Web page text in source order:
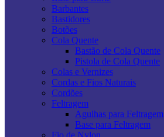
Barbantes
Bastidores
Botões
Cola Quente
Bastão de Cola Quente
Pistola de Cola Quente
Colas e Vernizes
Cordas e Fios Naturais
Cordões
Feltragem
Agulhas para Feltragem
Base para Feltragem
Fio de Nylon